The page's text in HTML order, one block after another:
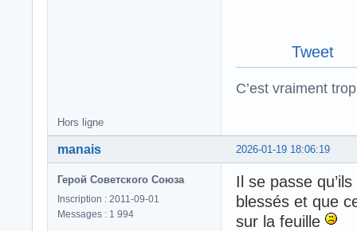
Tweet
C’est vraiment
Hors ligne
2026-01-19 18:06:19
manais
Герой Советского Союза
Inscription : 2011-09-01
Messages : 1 994
Il se passe
blessés et que
sur la feuille